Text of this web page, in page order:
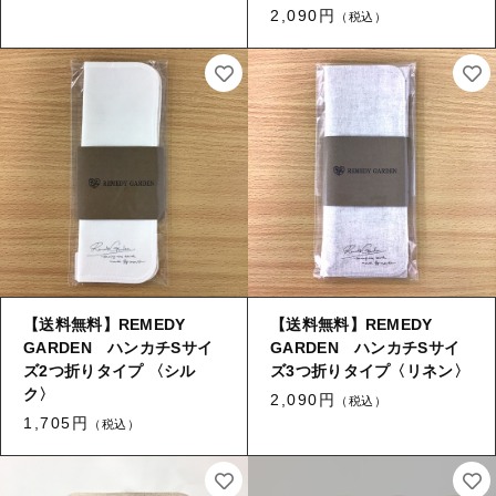
2,090円 （税込）
【送料無料】REMEDY
GARDEN ハンカチSサイ
ズ2つ折りタイプ 〈シル
ク〉
1,705円
（税込）
【送料無料】REMEDY
GARDEN ハンカチSサイ
ズ3つ折りタイプ〈リネン〉
2,090円
（税込）
国産［奥会津］かごバッグ
カトラリー/食器
ソーラーランタン（クリーンエネルギー）
ファッション
布ナプキン
雑貨
ラリーキルト
キリム
ギフトラッピング
その他
国産［奥会津］かごバッグ
カトラリー/食器
ソーラーランタン（クリーンエネルギー）
ファッション
布ナプキン
ラリーキルト
キリム
その他
在庫あり セール
並び順